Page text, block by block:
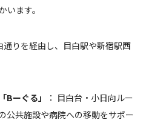
います。
通りを経由し、目白駅や新宿駅西
Bーぐる」
： 目白台・小日向ルー
公共施設や病院への移動をサポー